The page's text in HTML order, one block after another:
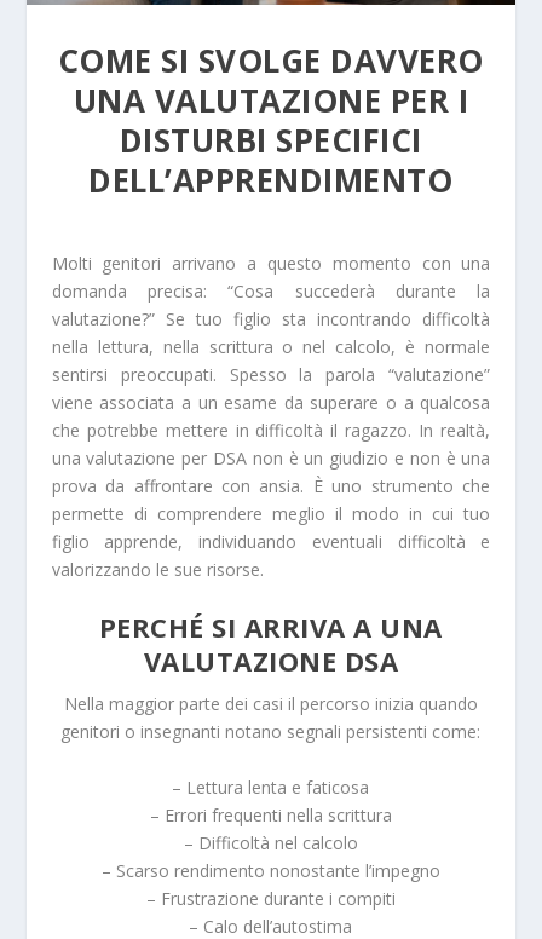
COME SI SVOLGE DAVVERO
UNA VALUTAZIONE PER I
DISTURBI SPECIFICI
DELL’APPRENDIMENTO
Molti genitori arrivano a questo momento con una
domanda precisa: “Cosa succederà durante la
valutazione?” Se tuo figlio sta incontrando difficoltà
nella lettura, nella scrittura o nel calcolo, è normale
sentirsi preoccupati. Spesso la parola “valutazione”
viene associata a un esame da superare o a qualcosa
che potrebbe mettere in difficoltà il ragazzo. In realtà,
una valutazione per DSA non è un giudizio e non è una
prova da affrontare con ansia. È uno strumento che
permette di comprendere meglio il modo in cui tuo
figlio apprende, individuando eventuali difficoltà e
valorizzando le sue risorse.
PERCHÉ SI ARRIVA A UNA
VALUTAZIONE DSA
Nella maggior parte dei casi il percorso inizia quando
genitori o insegnanti notano segnali persistenti come:
– Lettura lenta e faticosa
– Errori frequenti nella scrittura
– Difficoltà nel calcolo
– Scarso rendimento nonostante l’impegno
– Frustrazione durante i compiti
– Calo dell’autostima